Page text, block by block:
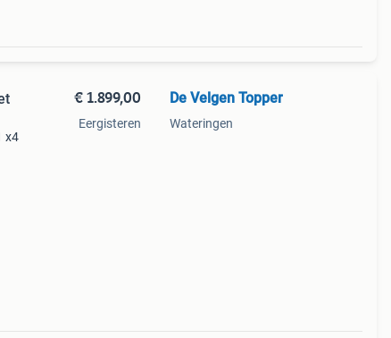
x4
€ 1.899,00
Eergisteren
De Velgen Topper
Wateringen